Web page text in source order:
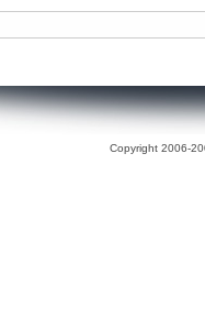
Copyright 2006-